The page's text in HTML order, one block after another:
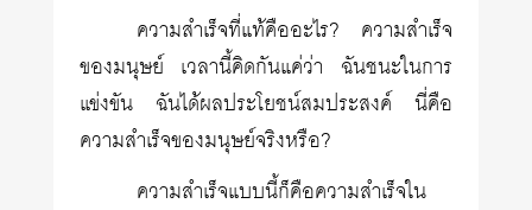
ความสำเร็จที่แท้คืออะไร? ความสำเร็จ
ของมนุษย์ เวลานี้คิดกันแค่ว่า ฉันชนะในการ
แข่งขัน ฉันได้ผลประโยชน์สมประสงค์ นี่คือ
ความสำเร็จของมนุษย์จริงหรือ?
ความสำเร็จแบบนี้ก็คือความสำเร็จใน